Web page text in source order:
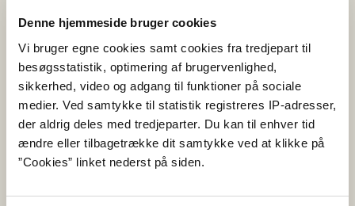
Denne hjemmeside bruger cookies
Vi bruger egne cookies samt cookies fra tredjepart til
besøgsstatistik, optimering af brugervenlighed,
sikkerhed, video og adgang til funktioner på sociale
medier. Ved samtykke til statistik registreres IP-adresser,
der aldrig deles med tredjeparter. Du kan til enhver tid
ændre eller tilbagetrække dit samtykke ved at klikke på
”Cookies” linket nederst på siden.
EAN
Betaling til Fødevarestyrelsen
Åben:
Mandag - torsdag: 9 - 16
Fredag: 9 - 15
Kontakt